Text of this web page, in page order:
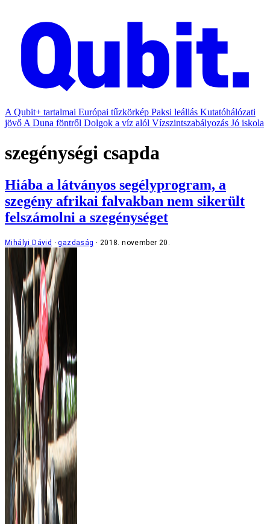
A Qubit+ tartalmai Európai tűzkörkép Paksi leállás Kutatóhálózati
jövő A Duna föntről Dolgok a víz alól Vízszintszabályozás Jó iskola
szegénységi csapda
Hiába a látványos segélyprogram, a
szegény afrikai falvakban nem sikerült
felszámolni a szegénységet
Mihályi Dávid gazdaság 2018. november 20.